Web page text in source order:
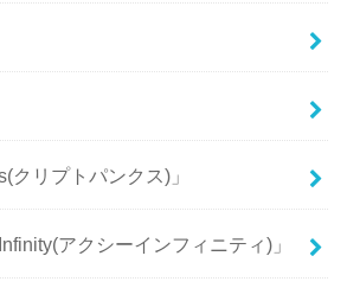
クリプトパンクス)」
アクシーインフィニティ)」